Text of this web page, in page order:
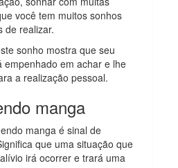
você tem muitos sonhos
de realizar.
sonho mostra que seu
empenhado em achar e lhe
a realização pessoal.
manga
manga é sinal de
que uma situação que
irá ocorrer e trará uma